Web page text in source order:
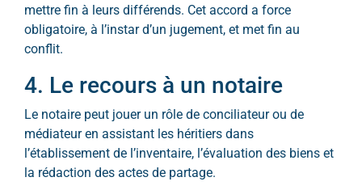
mettre fin à leurs différends. Cet accord a force
obligatoire, à l’instar d’un jugement, et met fin au
conflit.
4. Le recours à un notaire
Le notaire peut jouer un rôle de conciliateur ou de
médiateur en assistant les héritiers dans
l’établissement de l’inventaire, l’évaluation des biens et
la rédaction des actes de partage.